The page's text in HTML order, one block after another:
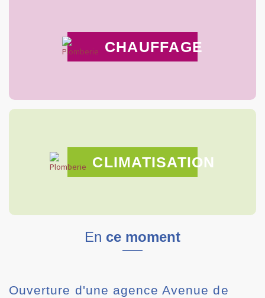
CHAUFFAGE
CLIMATISATION
En ce moment
Ouverture d'une agence Avenue de